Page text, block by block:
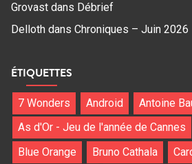
Grovast dans Débrief
Delloth dans Chroniques – Juin 2026
ÉTIQUETTES
7 Wonders Android Antoine
As d'Or - Jeu de l'année de Cannes
Blue Orange
Bruno Cathala